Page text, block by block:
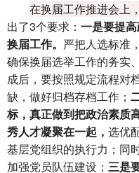
在换届工作推进会上，
出了3个要求： 一是要提
换届工作。 严把人选标准
确保换届选举工作的务实
成后，要按照规定流程对
缺，做好归档存档工作；
标，真正做到把政治素质
秀人才凝聚在一起， 选优
基层党组织的执行力； 同
加强党员队伍建设； 三是